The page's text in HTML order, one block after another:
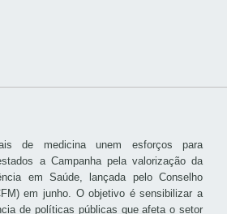
de medicina unem esforços para
a Campanha pela valorização da
em Saúde, lançada pelo Conselho
em junho. O objetivo é sensibilizar a
de políticas públicas que afeta o setor